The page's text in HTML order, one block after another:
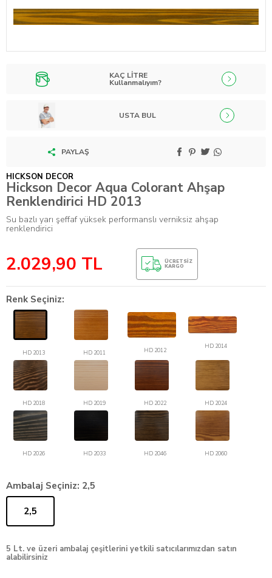
KAÇ LİTRE
Kullanmalıyım?
USTA BUL
PAYLAŞ
HICKSON DECOR
Hickson Decor Aqua Colorant Ahşap
Renklendirici HD 2013
Su bazlı yarı şeffaf yüksek performanslı verniksiz ahşap
renklendirici
2.029,90 TL ÜCRETSIZ
KARGO
Renk Seçiniz:
HD 2013 HD 2011 HD 2012
HD 2014
HD 2018 HD 2019 HD 2022 HD 2024
HD 2026 HD 2033 HD 2046 HD 2060
Ambalaj Seçiniz: 2,5
2,5
5 Lt. ve üzeri ambalaj çeşitlerini yetkili satıcılarımızdan satın
alabilirsiniz